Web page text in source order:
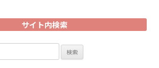
サイト内検索